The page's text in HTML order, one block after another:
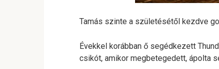
Tamás szinte a születésétől kezdve
Évekkel korábban ő segédkezett
csikót, amikor megbetegedett, ápolta